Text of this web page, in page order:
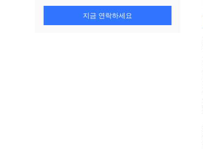
지금 연락하세요